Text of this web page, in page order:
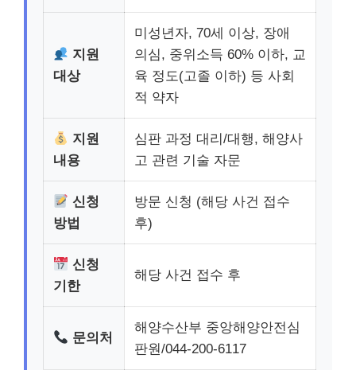
지원
대상
미성년자, 70세 이상, 장애
의심, 중위소득 60% 이하, 교
육 정도(고졸 이하) 등 사회
적 약자
지원
내용
심판 과정 대리/대행, 해양사
고 관련 기술 자문
신청
방법
방문 신청 (해당 사건 접수
후)
신청
기한
해당 사건 접수 후
문의처
해양수산부 중앙해양안전심
판원/044-200-6117